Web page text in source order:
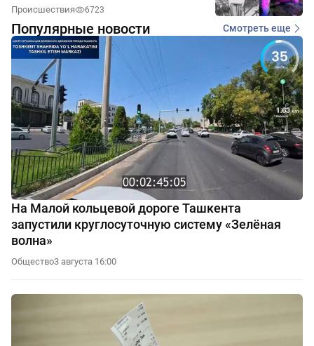
Происшествия 6723
Популярные новости Смотреть еще
На Малой кольцевой дороге Ташкента
запустили круглосуточную систему «Зелёная
волна»
Общество3 августа 16:00